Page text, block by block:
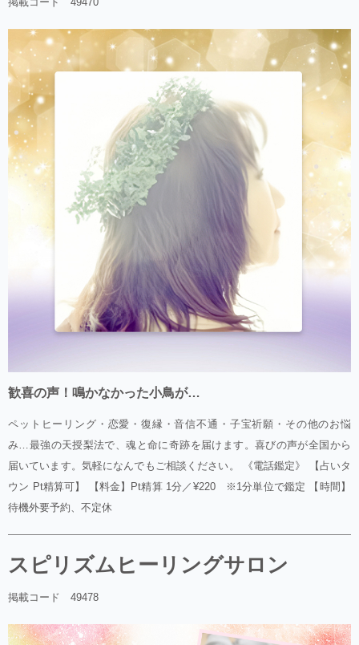
歓喜の声！鳴かなかった小鳥が…
ペットヒーリング・恋愛・復縁・音信不通・子宝祈願・その他のお悩
み…最強の天授梨法で、魂と命に奇跡を届けます。喜びの声が全国から
届いています。気軽になんでもご相談ください。 《電話鑑定》 【占いタ
ウン Pt精算可】 【料金】Pt精算 1分／¥220 ※1分単位で鑑定 【時間】
待機外要予約、不定休
スピリズムヒーリングサロン
掲載コード 49478